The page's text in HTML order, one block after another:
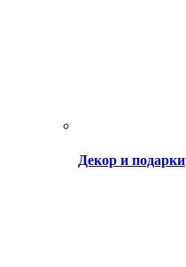
Декор и подарки